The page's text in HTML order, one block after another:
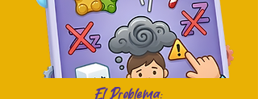
El Problema: